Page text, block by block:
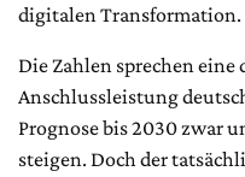
digitalen Transformation.
Die Zahlen sprechen eine
Anschlussleistung
Prognose bis 2030 zwar
steigen. Doch der